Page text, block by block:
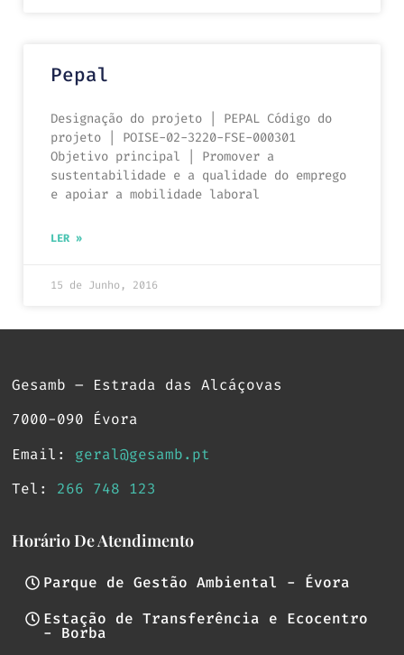
Pepal
Designação do projeto | PEPAL Código do
projeto | POISE-02-3220-FSE-000301
Objetivo principal | Promover a
sustentabilidade e a qualidade do emprego
e apoiar a mobilidade laboral
LER »
15 de Junho, 2016
Gesamb – Estrada das Alcáçovas
7000-090 Évora
Email: geral@gesamb.pt
Tel: 266 748 123
Horário De Atendimento
Parque de Gestão Ambiental - Évora
Estação de Transferência e Ecocentro
- Borba